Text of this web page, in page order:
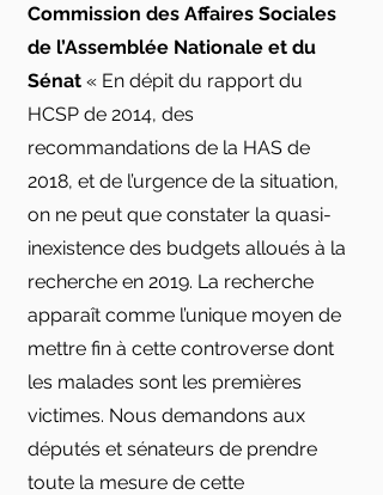
Commission des Affaires Sociales
de l’Assemblée Nationale et du
Sénat « En dépit du rapport du
HCSP de 2014, des
recommandations de la HAS de
2018, et de l’urgence de la situation,
on ne peut que constater la quasi-
inexistence des budgets alloués à la
recherche en 2019. La recherche
apparaît comme l’unique moyen de
mettre fin à cette controverse dont
les malades sont les premières
victimes. Nous demandons aux
députés et sénateurs de prendre
toute la mesure de cette